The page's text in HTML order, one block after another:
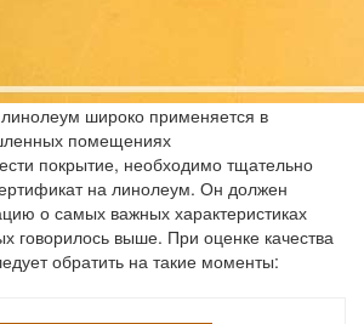
широко применяется в
помещениях
покрытие, необходимо тщательно
на линолеум. Он должен
о самых важных характеристиках
говорилось выше. При оценке качества
обратить на такие моменты: